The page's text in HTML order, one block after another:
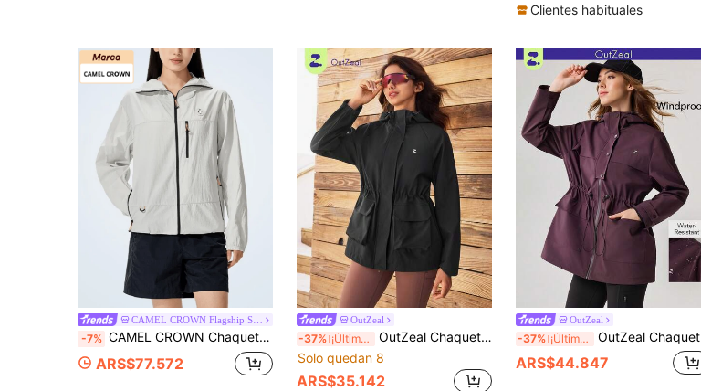
Clientes habituales
CAMEL CROWN Flagship Store
-7% CAMEL CROWN Chaqueta de protección solar unisex, de hilo original con sensación fresca, transpirable, bloquea el calor exterior, alta protección UV UPF, camisa de protección solar
ARS$77.572
OutZeal
-37% ¡Últimos 2 días
OutZeal Chaqueta negra para mujer para exteriores, unicolor, para senderismo y camping, con capucha y cintura con cordón
Solo quedan 8
ARS$35.142
OutZeal
-37% ¡Últimos 2 días OutZeal Chaqueta de concha para mujer de unicolor para senderismo casual con cordón en la cintura y capucha para exteriores, cortavientos de primavera y otoño
ARS$44.847